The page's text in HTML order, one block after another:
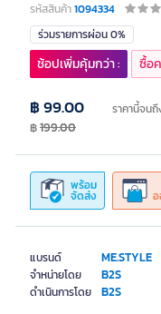
รหัสสินค้า1094334
แบรนด์ ME.STYLE
จำหน่ายโดย B2S
ดำเนินการโดย B2S
ร่วมรายการผ่อน 0%
พร้อม
จัดส่ง
฿ 99.00 ราคานี้จน
฿199.00
ช้อปเพิ่มคุ้มกว่า : ซื้อ